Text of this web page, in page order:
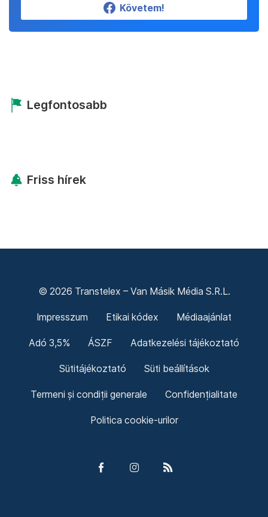
Követem!
Legfontosabb
Friss hírek
© 2026 Transtelex – Van Másik Média S.R.L.
Impresszum Etikai kódex Médiaajánlat
Adó 3,5% ÁSZF Adatkezelési tájékoztató
Sütitájékoztató Süti beállítások
Termeni și condiții generale Confidențialitate
Politica cookie-urilor